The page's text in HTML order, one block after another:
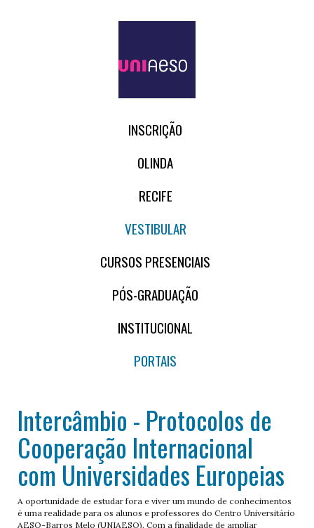
INSCRIÇÃO
OLINDA
RECIFE
VESTIBULAR
CURSOS PRESENCIAIS
PÓS-GRADUAÇÃO
INSTITUCIONAL
PORTAIS
Intercâmbio - Protocolos de
Cooperação Internacional
com Universidades Europeias
A oportunidade de estudar fora e viver um mundo de conhecimentos
é uma realidade para os alunos e professores do Centro Universitário
AESO-Barros Melo (UNIAESO). Com a finalidade de ampliar